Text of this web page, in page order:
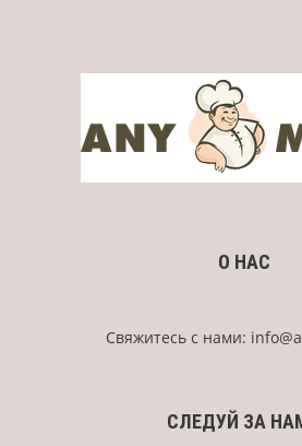
О НАС
Свяжитесь с нами:
СЛЕДУЙ ЗА